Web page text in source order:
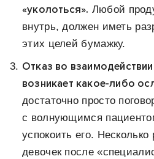
«уколоться». Любой
внутрь, должен иметь
этих целей бумажку.
Отказ во
возникает какое-либо
достаточно просто
с волнующимся
успокоить его. Несколько
девочек после